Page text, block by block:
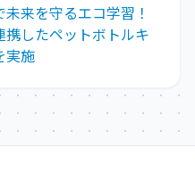
未来を守るエコ学習！
したペットボトルキ
実施